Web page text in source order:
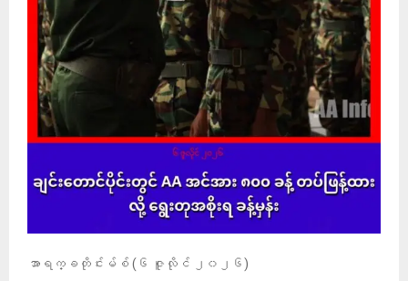
အာရက္ခတိုင်းမ်စ် (၆ ဇူလိုင် ၂၀၂၆)